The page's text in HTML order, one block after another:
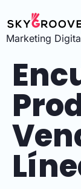
Marketing